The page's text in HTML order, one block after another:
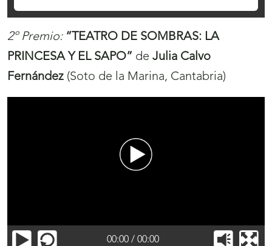
Javier de la Cruz Morales
2º Premio: “TEATRO DE SOMBRAS: LA
PRINCESA Y EL SAPO” de Julia Calvo
Fernández (Soto de la Marina, Cantabria)
00:00 / 00:00